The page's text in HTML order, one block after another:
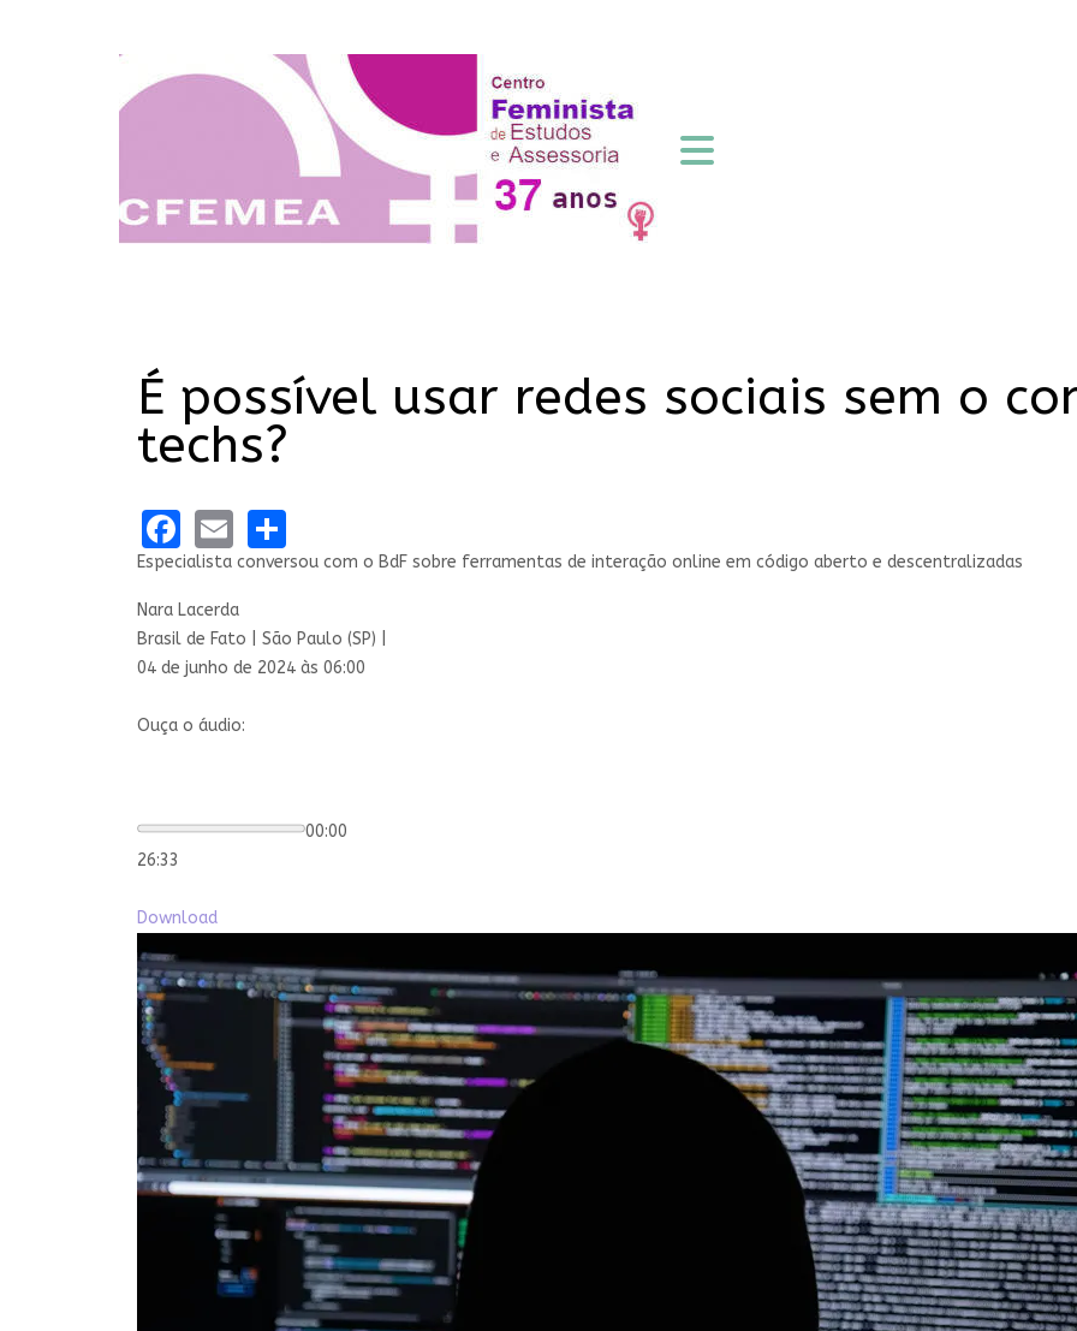
É possível usar redes sociais sem o
techs?
Facebook
Email
Especialista conversou com o BdF sobre ferramentas de interação online em código aberto e descentralizadas
Nara Lacerda
Brasil de Fato | São Paulo (SP) |
04 de junho de 2024 às 06:00
Ouça o áudio:
00:00
26:33
Download